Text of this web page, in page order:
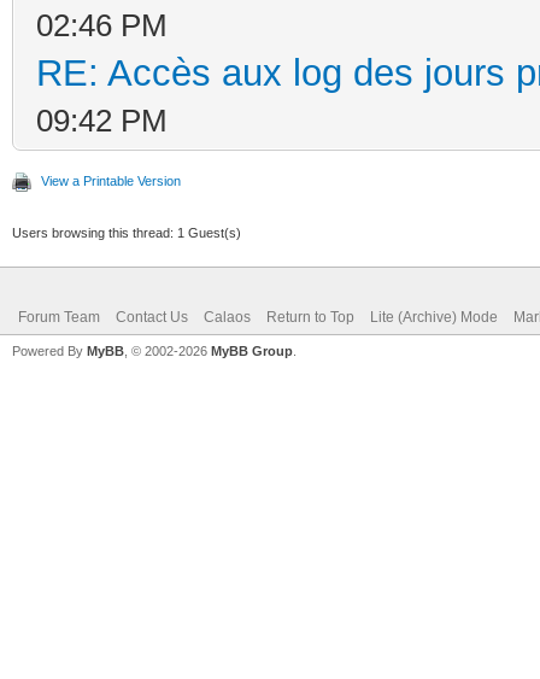
02:46 PM
RE: Accès aux log des jours
09:42 PM
View a Printable Version
Users browsing this thread: 1 Guest(s)
Forum Team Contact Us Calaos Return to Top Lite (Archive) Mode
Powered By MyBB , © 2002-2026 MyBB Group